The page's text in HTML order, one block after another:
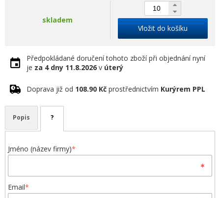
skladem
Vložit do košíku
Předpokládané doručení tohoto zboží při objednání nyní
je za 4 dny 11.8.2026 v úterý
Doprava již od 108.90 Kč prostřednictvím Kurýrem PPL
Popis ?
Jméno (název firmy)*
Email*